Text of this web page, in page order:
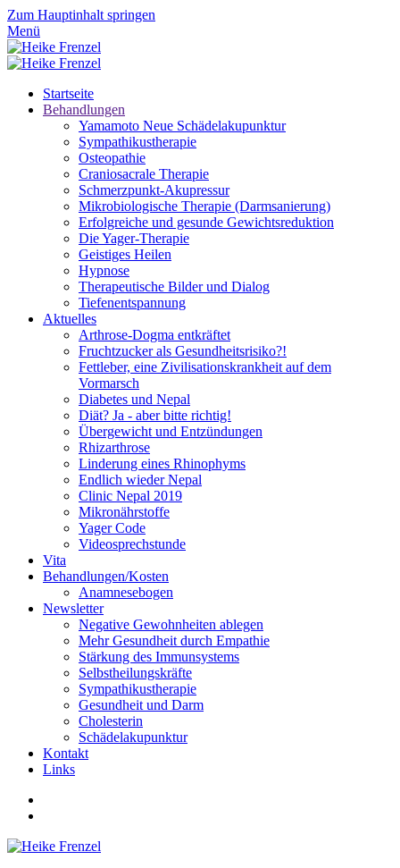
Zum Hauptinhalt springen
Menü
Startseite
Behandlungen
Yamamoto Neue Schädelakupunktur
Sympathikustherapie
Osteopathie
Craniosacrale Therapie
Schmerzpunkt-Akupressur
Mikrobiologische Therapie (Darmsanierung)
Erfolgreiche und gesunde Gewichtsreduktion
Die Yager-Therapie
Geistiges Heilen
Hypnose
Therapeutische Bilder und Dialog
Tiefenentspannung
Aktuelles
Arthrose-Dogma entkräftet
Fruchtzucker als Gesundheitsrisiko?!
Fettleber, eine Zivilisationskrankheit auf dem
Vormarsch
Diabetes und Nepal
Diät? Ja - aber bitte richtig!
Übergewicht und Entzündungen
Rhizarthrose
Linderung eines Rhinophyms
Endlich wieder Nepal
Clinic Nepal 2019
Mikronährstoffe
Yager Code
Videosprechstunde
Vita
Behandlungen/Kosten
Anamnesebogen
Newsletter
Negative Gewohnheiten ablegen
Mehr Gesundheit durch Empathie
Stärkung des Immunsystems
Selbstheilungskräfte
Sympathikustherapie
Gesundheit und Darm
Cholesterin
Schädelakupunktur
Kontakt
Links